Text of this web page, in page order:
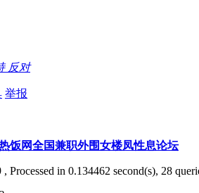
反对
举报
饭网全国兼职外围女楼凤性息论坛
, Processed in 0.134462 second(s), 28